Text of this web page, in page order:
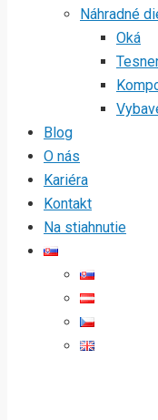
Náhradné
Oká
Blog
O nás
Kariéra
Kontakt
Na stiahnutie